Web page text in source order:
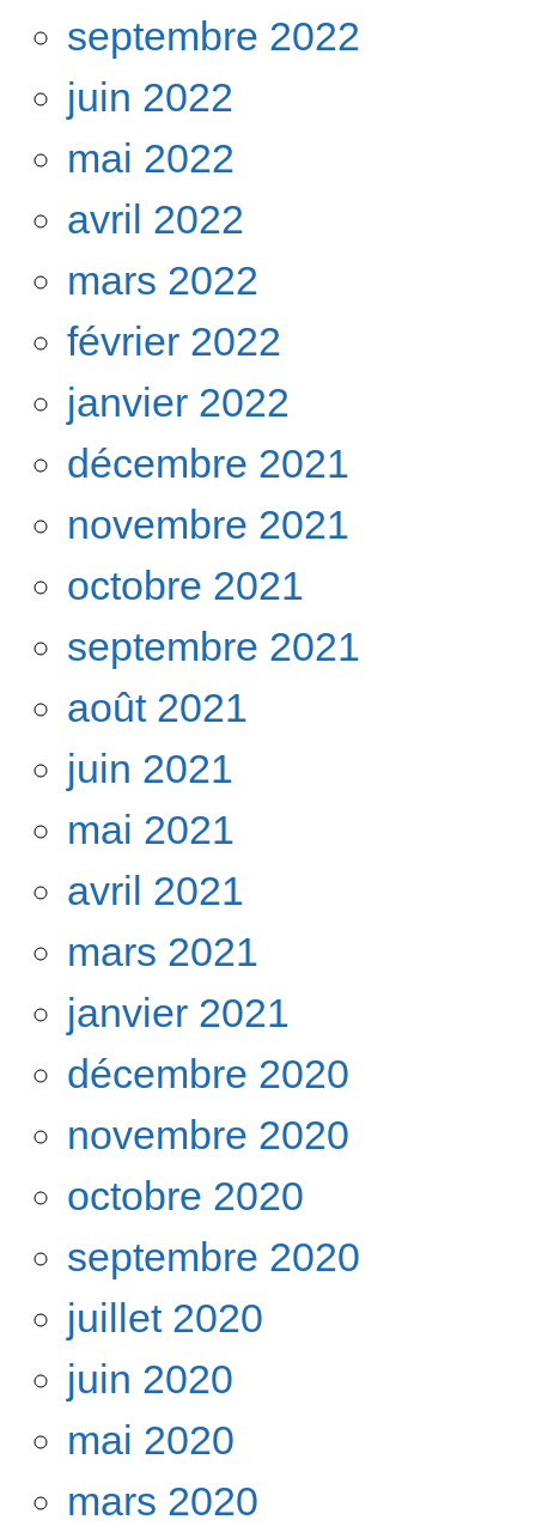
septembre 2022
juin 2022
mai 2022
avril 2022
mars 2022
février 2022
janvier 2022
décembre 2021
novembre 2021
octobre 2021
septembre 2021
août 2021
juin 2021
mai 2021
avril 2021
mars 2021
janvier 2021
décembre 2020
novembre 2020
octobre 2020
septembre 2020
juillet 2020
juin 2020
mai 2020
mars 2020